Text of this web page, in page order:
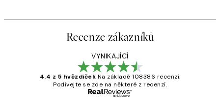
Recenze zákazníků
VYNIKAJÍCÍ
4.4 z 5 hvězdiček Na základě 108386 recenzí.
Podívejte se zde na některé z recenzí.